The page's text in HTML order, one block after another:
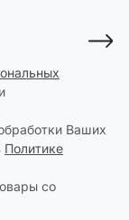
Ваших
Политике
со